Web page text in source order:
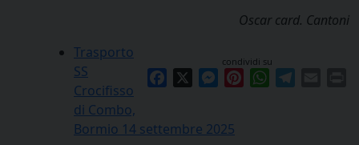
Oscar card. Cantoni
condividi su
Facebook Messenger
PinterestWhatsApp
Trasporto
SS
Crocifisso
di Combo,
Bormio 14 settembre 2025